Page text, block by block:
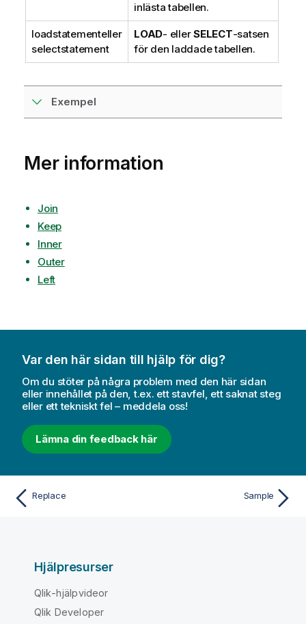
m
a
t
i
inlästa tabellen.
loadstatementeller
selectstatement
LOAD- ellerSELECT-satsen
för den laddade tabellen.
Exempel
Mer information
Join
Keep
Inner
Outer
Left
Var den här sidan till hjälp för dig?
Om du stöter på några problem med den här sidan
eller innehållet på den, t.ex. ett stavfel, ett saknat steg
eller ett tekniskt fel – meddela oss!
Lämna din feedback här
Replace Sample
Hjälpresurser
Qlik-hjälpvideor
Qlik Developer